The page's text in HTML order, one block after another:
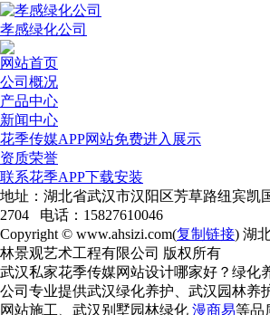
孝感绿化公司
网站首页
公司概况
产品中心
新闻中心
花季传媒APP网站免费进入展示
资质荣誉
联系花季APP下载安装
地址：湖北省武汉市汉阳区芳草路纽宾凯
2704 电话：15827610046
Copyright © www.ahsizi.com(复制链接) 湖
林景观艺术工程有限公司 版权所有
武汉私家花季传媒网站设计哪家好？绿化
公司专业提供武汉绿化养护、武汉园林养
网站施工、武汉别墅园林绿化 漫商易等品